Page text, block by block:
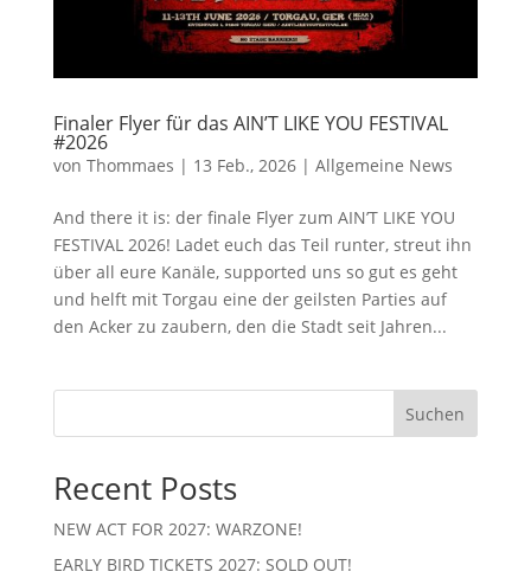
Finaler Flyer für das AIN’T LIKE YOU FESTIVAL
#2026
von Thommaes | 13 Feb., 2026| Allgemeine News
And there it is: der finale Flyer zum AIN’T LIKE YOU
FESTIVAL 2026! Ladet euch das Teil runter, streut ihn
über all eure Kanäle, supported uns so gut es geht
und helft mit Torgau eine der geilsten Parties auf
den Acker zu zaubern, den die Stadt seit Jahren...
Suchen
Recent Posts
NEW ACT FOR 2027: WARZONE!
EARLY BIRD TICKETS 2027: SOLD OUT!